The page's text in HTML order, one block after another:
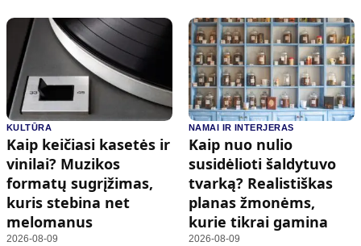
KULTŪRA
Kaip keičiasi kasetės ir
vinilai? Muzikos
formatų sugrįžimas,
kuris stebina net
melomanus
2026-08-09
NAMAI IR INTERJERAS
Kaip nuo nulio
susidėlioti šaldytuvo
tvarką? Realistiškas
planas žmonėms,
kurie tikrai gamina
2026-08-09